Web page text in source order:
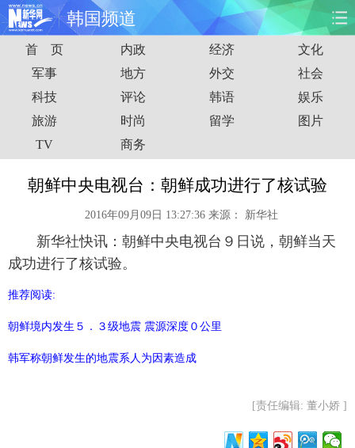
韩国频道
首页 时政 国际 财经
娱乐 体育 人事 教育
时尚 思客
港澳 台湾 华人 汽车
能源 房产
图片
旅游
首 页 内政 经济
文化
军事
地方 外交
社会
科技
评论 韩语
娱乐
旅游
时尚 留学
图片
TV
商务
朝鲜中央电视台：朝鲜成功进行了核试验
2016年09月09日 13:27:36 来源： 新华社
新华社快讯：朝鲜中央电视台９日说，朝鲜当天
成功进行了核试验。
推荐阅读:
朝鲜境内发生５．３级地震 震源深度０公里
韩军称朝鲜发生的地震系人为因素造成
[责任编辑: 董小娇 ]